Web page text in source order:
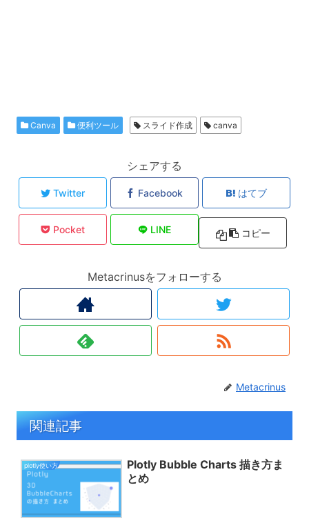
Canva 便利ツール スライド作成 canva
シェアする
Twitter Facebook はてブ
Pocket LINE コピー
Metacrinusをフォローする
Metacrinus
関連記事
plotly使い方
Plotly Bubble Charts 描き方ま
とめ